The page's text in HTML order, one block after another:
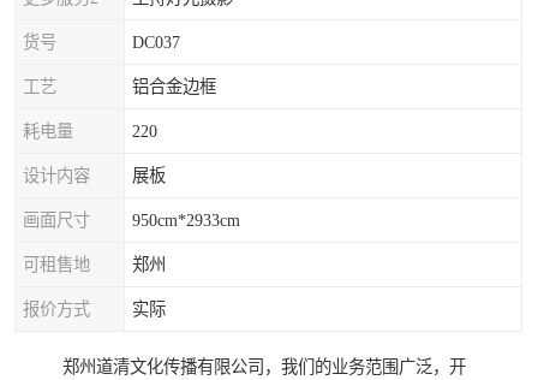
货号 DC037
工艺 铝合金边框
耗电量 220
设计内容 展板
画面尺寸 950cm*2933cm
可租售地 郑州
报价方式 实际
郑州道清文化传播有限公司，我们的业务范围广泛，开